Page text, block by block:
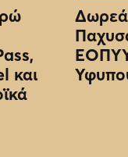
και